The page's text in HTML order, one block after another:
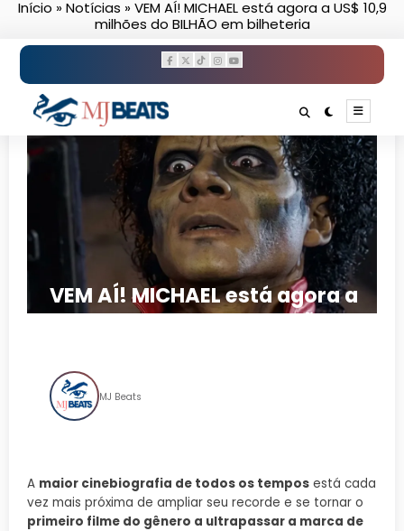
PularInício »Notícias »VEM AÍ! MICHAEL está agora a US$ 10,9
milhões do BILHÃO em bilheteria
VEM AÍ! MICHAEL está agora a
US$ 10,9 milhões do BILHÃO
MJ Beats
A maior cinebiografia de todos os tempos está cada
vez mais próxima de ampliar seu recorde e se tornar o
primeiro filme do gênero a ultrapassar a marca de